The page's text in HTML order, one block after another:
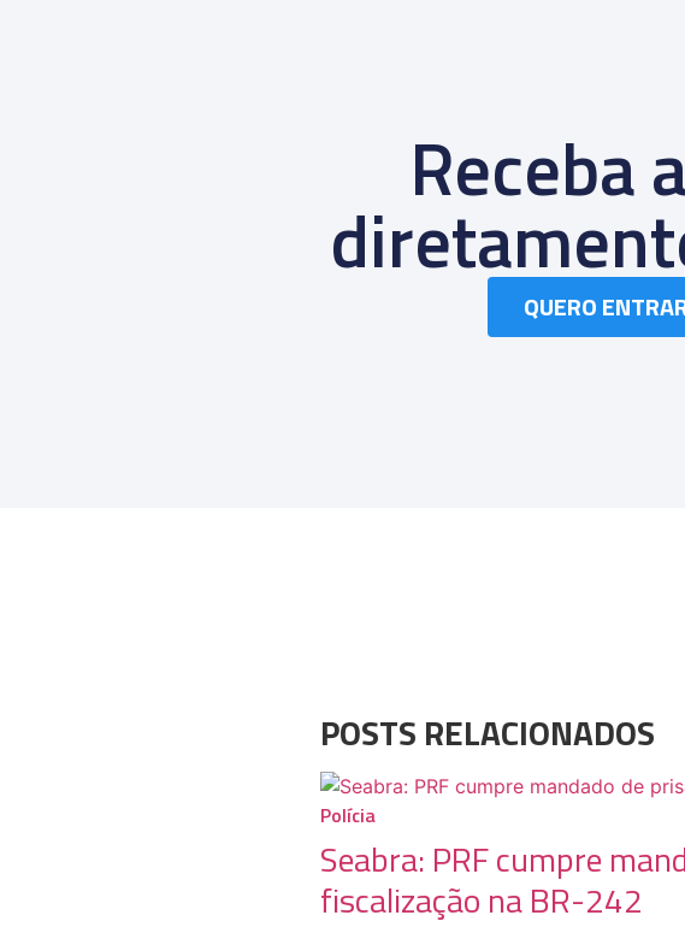
Receba
QUERO
POSTS RELACIONADOS
Polícia
Seabra: PRF cumpre
fiscalização na BR-242